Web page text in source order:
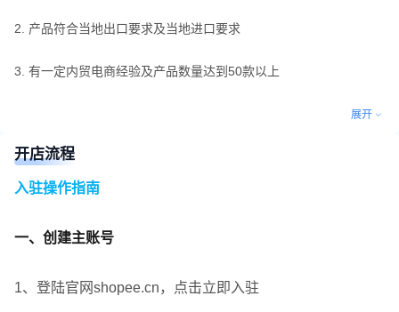
2. 产品符合当地出口要求及当地进口要求
3. 有一定内贸电商经验及产品数量达到50款以上
展开
开店流程
入驻操作指南
一、创建主账号
1、登陆官网shopee.cn，点击立即入驻